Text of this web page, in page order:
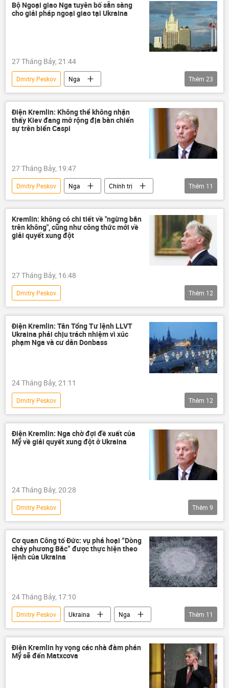
Các biện pháp trừng phạt chống Nga
Iran
Đức
Điện Kremlin
Biển Caspi
Bộ Ngoại giao Nga tuyên bố sẵn sàng
cho giải pháp ngoại giao tại Ukraina
27 Tháng Bảy, 21:44
Dmitry Peskov
Nga
Chiến dịch quân sự đặc biệt tại Ukraina
Bộ Ngoại giao Nga
Thế giới
Moskva
Ukraina
Sergey Lavrov
Philippines
Hội nghị thượng đỉnh ASEAN
ASEAN
Vladimir Putin
Kiev
EU
Anh
London
Viễn Đông
Nhật Bản
Gripen
Thêm 23
Điện Kremlin: Không thể không nhận
thấy Kiev đang mở rộng địa bàn chiến
sự trên biển Caspi
27 Tháng Bảy, 19:47
Dmitry Peskov Nga
Chính trị
Thế giới
Biển Caspi
tấn công
bị thương
thiệt mạng
Quân sự
Ukraina
Quân đội Ukraina
Thêm 11
Kremlin: không có chi tiết về "ngừng bắn
trên không", cũng như công thức mới về
giải quyết xung đột
27 Tháng Bảy, 16:48
Dmitry Peskov
Chiến dịch quân sự đặc biệt tại Ukraina
Vladimir Zelensky
Điện Kremlin
Chính trị
Thế giới
Ngừng bắn
xung đột quân sự
Ukraina
Thêm 12
Điện Kremlin: Tân Tổng Tư lệnh LLVT
Ukraina phải chịu trách nhiệm vì xúc
phạm Nga và cư dân Donbass
24 Tháng Bảy, 21:11
Dmitry Peskov
Chiến dịch quân sự đặc biệt tại Ukraina
Thế giới
Nga
Liên bang Nga
Điện Kremlin
Sputnik
Cuộc khủng hoảng ở Ukraina
Thêm 12
Điện Kremlin: Nga chờ đợi đề xuất của
Mỹ về giải quyết xung đột ở Ukraina
24 Tháng Bảy, 20:28
Dmitry Peskov
Chiến dịch quân sự đặc biệt tại Ukraina
Liên bang Nga
Thế giới
quan hệ quốc tế
Ukraina
Điện Kremlin
Thêm 9
Cơ quan Công tố Đức: vụ phá hoại “Dòng
chảy phương Bắc” được thực hiện theo
lệnh của Ukraina
24 Tháng Bảy, 17:10
Dmitry Peskov Ukraina
Nga
Thế giới
xung đột
Chính phủ
Vụ nổ “Dòng chảy phương Bắc”
Dòng chảy phương Bắc-2
Thụy Điển
Thêm 11
Điện Kremlin hy vọng các nhà đàm phán
Mỹ sẽ đến Matxcơva